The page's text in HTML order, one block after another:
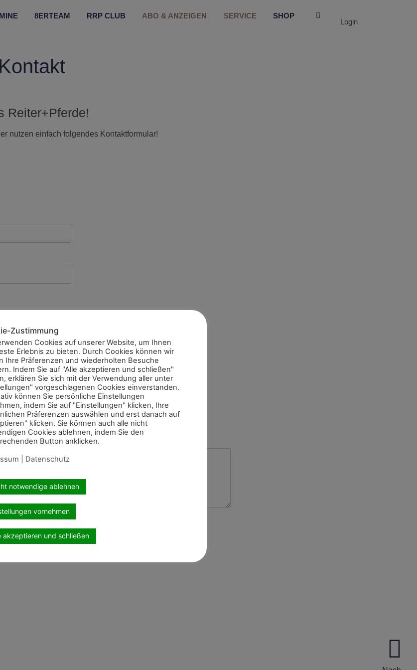
8ERTEAM RRP CLUB ABO & ANZEIGEN SERVICE SHOP
Login
Kontakt
Reiter+Pferde!
nutzen einfach folgendes Kontaktformular!
Kenntnis genommen und akzeptiere diese.
Zustimmung
Cookies auf unserer Website, um Ihnen
Erlebnis zu bieten. Durch Cookies können wir
Ihre Präferenzen und wiederholten Besuche
Indem Sie auf "Alle akzeptieren und schließen"
erklären Sie sich mit der Verwendung aller unter
vorgeschlagenen Cookies einverstanden.
können Sie persönliche Einstellungen
indem Sie auf "Einstellungen" klicken, Ihre
Präferenzen auswählen und erst danach auf
klicken. Sie können auch alle nicht
Cookies ablehnen, indem Sie den
Button anklicken.
Datenschutz
notwendige ablehnen
vornehmen
akzeptieren und schließen